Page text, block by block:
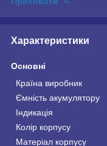
Характеристики
Основні
Країна виробник
Ємність акумулятору
Індикація
Колір корпусу
Матеріал корпусу